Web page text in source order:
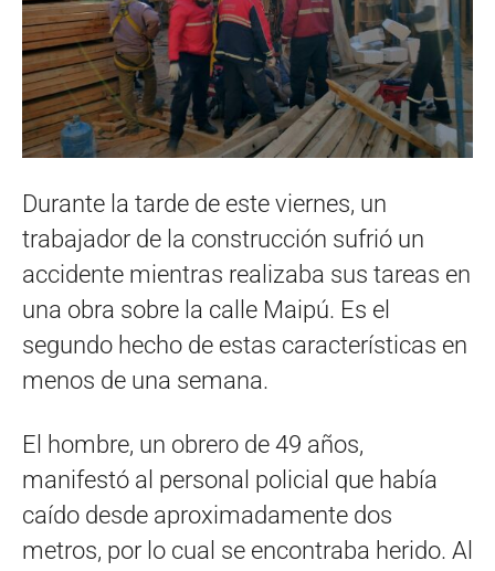
Durante la tarde de este viernes, un
trabajador de la construcción sufrió un
accidente mientras realizaba sus tareas en
una obra sobre la calle Maipú. Es el
segundo hecho de estas características en
menos de una semana.
El hombre, un obrero de 49 años,
manifestó al personal policial que había
caído desde aproximadamente dos
metros, por lo cual se encontraba herido. Al